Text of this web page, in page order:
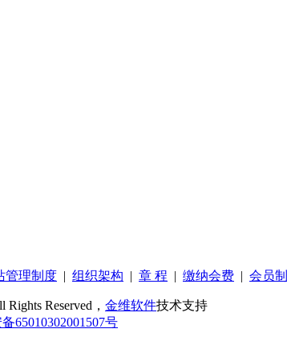
管理制度 | 组织架构 | 章 程 | 缴纳会费 | 会员
Reserved， 金维软件技术支持
65010302001507号